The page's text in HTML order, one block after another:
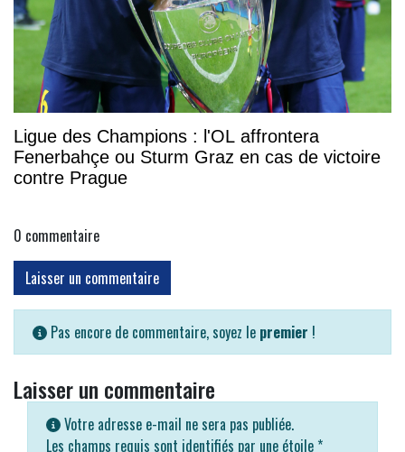
Ligue des Champions : l'OL affrontera
Fenerbahçe ou Sturm Graz en cas de victoire
contre Prague
0 commentaire
Laisser un commentaire
Pas encore de commentaire, soyez le premier !
Laisser un commentaire
Votre adresse e-mail ne sera pas publiée.
Les champs requis sont identifiés par une étoile *